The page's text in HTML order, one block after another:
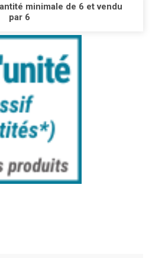
minimale de 6 et vendu
par 6